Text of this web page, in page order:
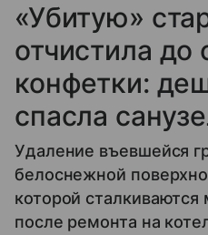
«Убитую»
отчистила до
конфетки:
спасла
Удаление въевшейся
белоснежной
которой
после ремонта на